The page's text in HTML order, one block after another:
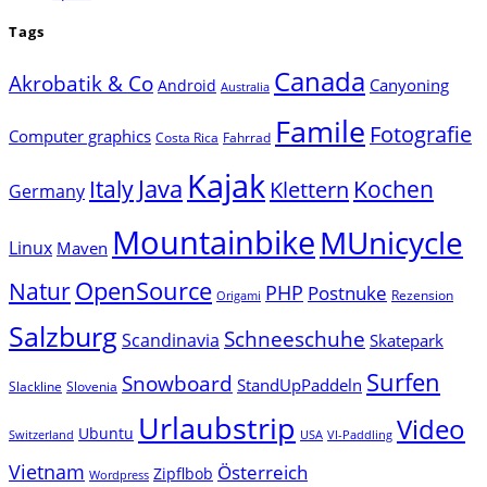
Tags
Akrobatik & Co Android Australia Canada Canyoning
Computer graphics Costa Rica Fahrrad Famile Fotografie
Germany Italy Java Kajak Klettern Kochen
Linux Maven MountainbikeMUnicycle
NaturOpenSource Origami PHP Postnuke Rezension
SalzburgScandinavia Schneeschuhe Skatepark
Slackline Slovenia Snowboard StandUpPaddeln Surfen
Switzerland Ubuntu Urlaubstrip USA VI-Paddling Video
Vietnam Wordpress Zipflbob Österreich